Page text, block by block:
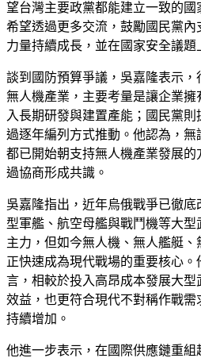
望台灣主要政黨都能建立一致的
希望透過更多交流，鼓勵國民黨
力量持續成長，並在國家安全議題
談到國防預算爭議，吳嘉隆表示
無人機產業，主要考量是讓企業
入長期研發與建置產能；國民黨
過逐年編列方式推動。他認為，
都已開始朝支持無人機產業發展
過協商形成共識。
吳嘉隆指出，近年烏俄戰爭已徹
型軍艦、航空母艦與戰鬥機等大
主力，但如今無人機、無人艦艇、
正快速成為現代戰場的重要核心
言，相較於投入高昂成本發展大
效益，也更符合現代不對稱作戰
持續增加。
他進一步表示，在國際供應鏈重